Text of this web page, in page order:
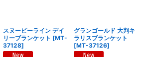
スヌーピーライン デイ
リーブランケット [MT-
37128]
グランゴールド 大判キ
ラリスブランケット
[MT-37126]